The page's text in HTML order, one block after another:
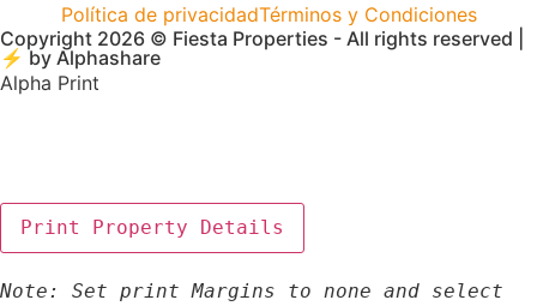
Política de privacidadTérminos y Condiciones
Copyright 2026 © Fiesta Properties - All rights reserved |
⚡ by Alphashare
Alpha Print
Note: Set print Margins to none and select